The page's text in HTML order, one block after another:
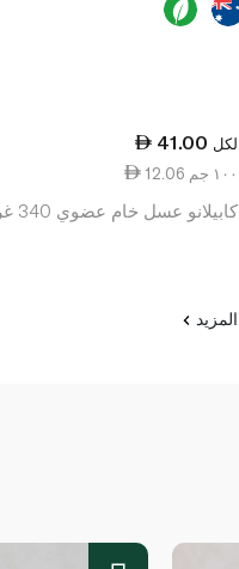
41.00 لكل
12.06 ١٠٠ جم
كابيلانو عسل خام عضوي 340 غرام
المزيد